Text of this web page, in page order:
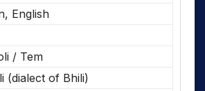
English
/ Tem
(dialect of Bhili)